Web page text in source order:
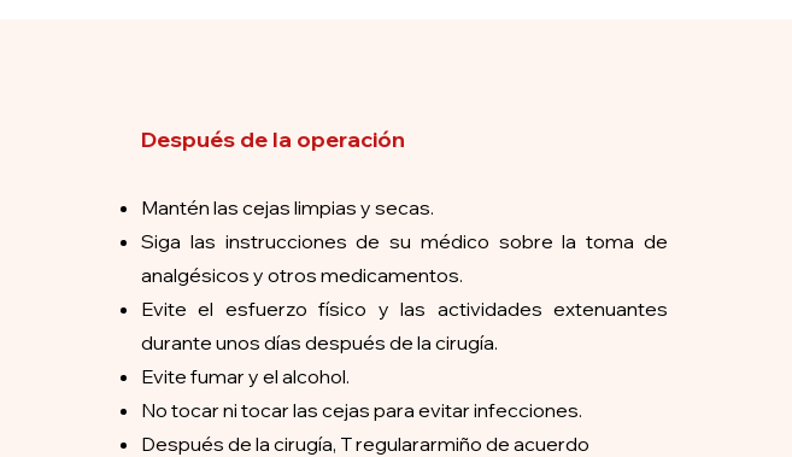
Después de la operación
Mantén las cejas limpias y secas.
Siga las instrucciones de su médico sobre la toma de
analgésicos y otros medicamentos.
Evite el esfuerzo físico y las actividades extenuantes
durante unos días después de la cirugía.
Evite fumar y el alcohol.
No tocar ni tocar las cejas para evitar infecciones.
Después de la cirugía, T regulararmiño de acuerdo